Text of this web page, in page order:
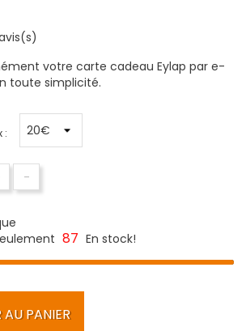
votre carte cadeau Eylap par e-
toute simplicité.
:
-
87 En stock!
PANIER